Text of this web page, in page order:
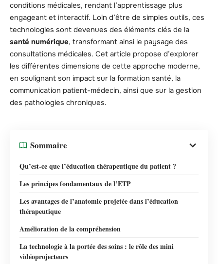
conditions médicales, rendant l’apprentissage plus
engageant et interactif. Loin d’être de simples outils, ces
technologies sont devenues des éléments clés de la
santé numérique, transformant ainsi le paysage des
consultations médicales. Cet article propose d’explorer
les différentes dimensions de cette approche moderne,
en soulignant son impact sur la formation santé, la
communication patient-médecin, ainsi que sur la gestion
des pathologies chroniques.
Sommaire
Qu’est-ce que l’éducation thérapeutique du patient ?
Les principes fondamentaux de l’ETP
Les avantages de l’anatomie projetée dans l’éducation
thérapeutique
Amélioration de la compréhension
La technologie à la portée des soins : le rôle des mini
vidéoprojecteurs